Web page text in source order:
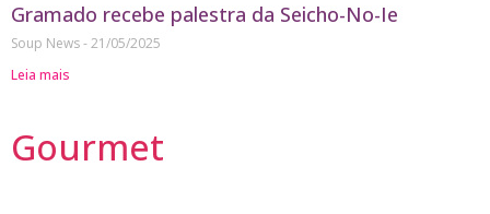
Gramado recebe palestra da Seicho-No-Ie
Soup News 21/05/2025
Leia mais
Gourmet